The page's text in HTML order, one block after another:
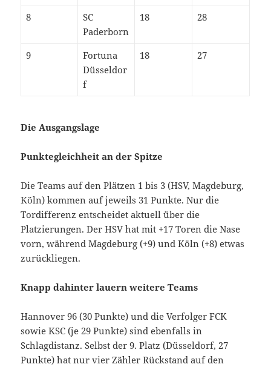
8
SC
Paderborn
18 28
9
Fortuna
Düsseldor
f
18 27
Die Ausgangslage
Punktegleichheit an der Spitze
Die Teams auf den Plätzen 1 bis 3 (HSV, Magdeburg,
Köln) kommen auf jeweils 31 Punkte. Nur die
Tordifferenz entscheidet aktuell über die
Platzierungen. Der HSV hat mit +17 Toren die Nase
vorn, während Magdeburg (+9) und Köln (+8) etwas
zurückliegen.
Knapp dahinter lauern weitere Teams
Hannover 96 (30 Punkte) und die Verfolger FCK
sowie KSC (je 29 Punkte) sind ebenfalls in
Schlagdistanz. Selbst der 9. Platz (Düsseldorf, 27
Punkte) hat nur vier Zähler Rückstand auf den